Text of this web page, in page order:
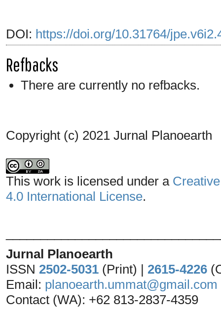
DOI: https://doi.org/10.31764/
Refbacks
There are currently no refbacks.
Copyright (c) 2021 Jurnal Planoearth
This work is licensed under a
4.0 International License.
Jurnal Planoearth
ISSN 2502-5031 (Print) | 2615-4226
Email: planoearth.ummat@gmail.com
Contact (WA): +62 813-2837-4359